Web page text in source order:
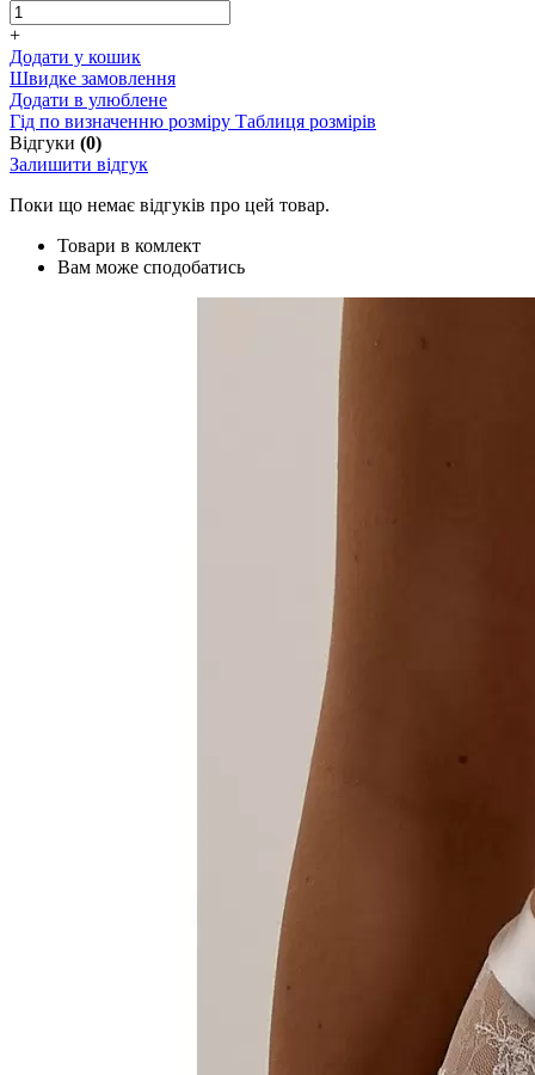
+
Додати у кошик
Швидке замовлення
Додати в улюблене
Гід по визначенню розміру Таблиця розмірів
Відгуки (0)
Залишити відгук
Поки що немає відгуків про цей товар.
Товари в комлект
Вам може сподобатись